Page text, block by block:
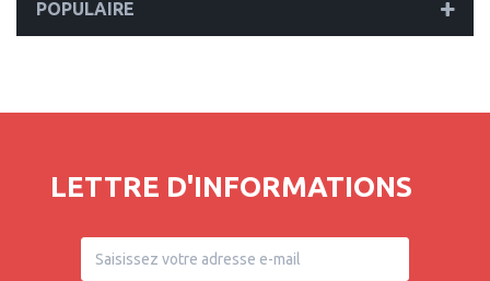
POPULAIRE
LETTRE D'INFORMATIONS